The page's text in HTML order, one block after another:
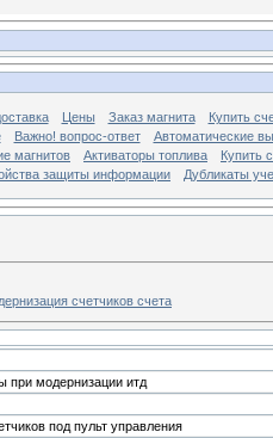
Цены Заказ магнита
Купить
Важно! вопрос-ответ
Автоматические
магнитов Активаторы топлива
Купить
защиты информации Дубликаты
счетчиков счета
при модернизации итд
под пульт управления